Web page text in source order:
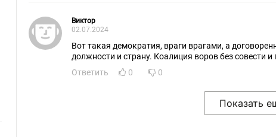
Виктор
02.07.2024
Вот такая демократия, враги врагами, а
должности и страну.
Ответить
0 0